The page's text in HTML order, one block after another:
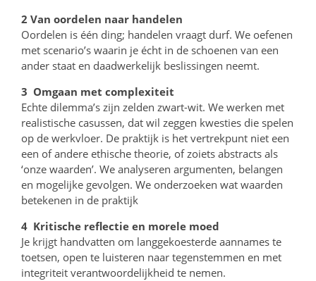
2 Van oordelen naar handelen
Oordelen is één ding; handelen vraagt durf. We oefenen
met scenario’s waarin je écht in de schoenen van een
ander staat en daadwerkelijk beslissingen neemt.
3 Omgaan met complexiteit
Echte dilemma’s zijn zelden zwart-wit. We werken met
realistische casussen, dat wil zeggen kwesties die spelen
op de werkvloer. De praktijk is het vertrekpunt niet een
een of andere ethische theorie, of zoiets abstracts als
‘onze waarden’. We analyseren argumenten, belangen
en mogelijke gevolgen. We onderzoeken wat waarden
betekenen in de praktijk
4 Kritische reflectie en morele moed
Je krijgt handvatten om langgekoesterde aannames te
toetsen, open te luisteren naar tegenstemmen en met
integriteit verantwoordelijkheid te nemen.